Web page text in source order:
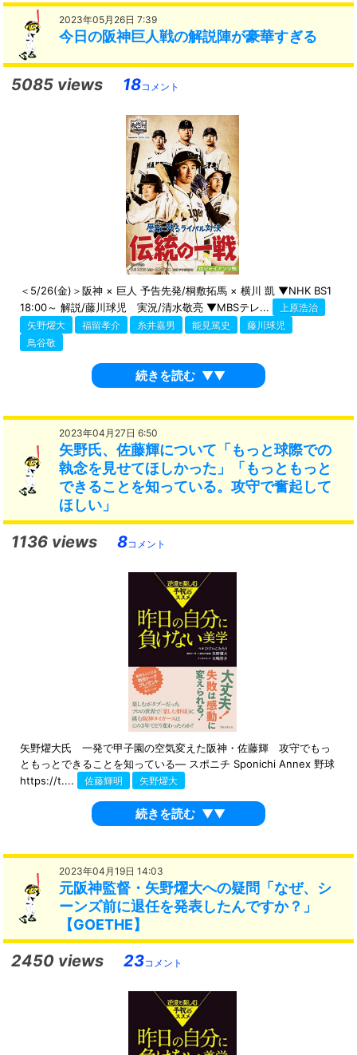
2023年05月26日 7:39
今日の阪神巨人戦の解説陣が豪華すぎる
5085 views 18コメント
＜5/26(金)＞阪神 × 巨人 予告先発/桐敷拓馬 × 横川 凱 ▼NHK BS1
18:00～ 解説/藤川球児 実況/清水敬亮 ▼MBSテレ...
上原浩治
矢野燿大
福留孝介 糸井嘉男 能見篤史
藤川球児
鳥谷敬
続きを読む ▼▼
2023年04月27日 6:50
矢野氏、佐藤輝について「もっと球際での
執念を見せてほしかった」「もっともっと
できることを知っている。攻守で奮起して
ほしい」
1136 views 8コメント
矢野燿大氏 一発で甲子園の空気変えた阪神・佐藤輝 攻守でもっ
ともっとできることを知っている― スポニチ Sponichi Annex 野球
https://t....
佐藤輝明 矢野燿大
続きを読む ▼▼
2023年04月19日 14:03
元阪神監督・矢野燿大への疑問「なぜ、シ
ーンズ前に退任を発表したんですか？」
【GOETHE】
2450 views 23コメント